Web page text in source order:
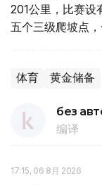
201公里，比赛设
五个三级爬坡点，
体育 黄金储备
без
编译
17:15, 06 8月 2026